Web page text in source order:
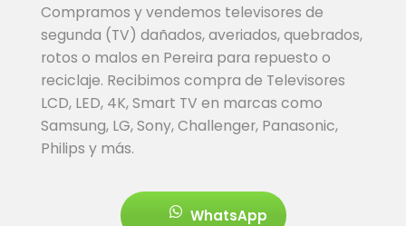
Compramos y vendemos televisores de
segunda (TV) dañados, averiados, quebrados,
rotos o malos en Pereira para repuesto o
reciclaje. Recibimos compra de Televisores
LCD, LED, 4K, Smart TV en marcas como
Samsung, LG, Sony, Challenger, Panasonic,
Philips y más.
WhatsApp